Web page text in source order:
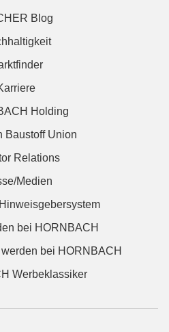
Blog
Holding
Baustoff Union
Relations
Medien
bei HORNBACH
bei HORNBACH
Werbeklassiker